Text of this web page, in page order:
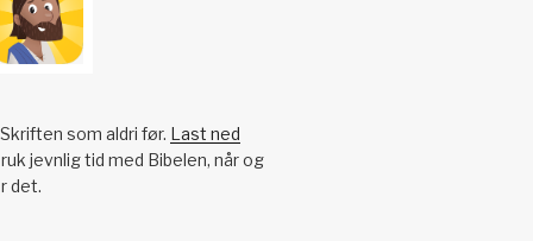
som aldri før. Last ned
jevnlig tid med Bibelen, når og
det.